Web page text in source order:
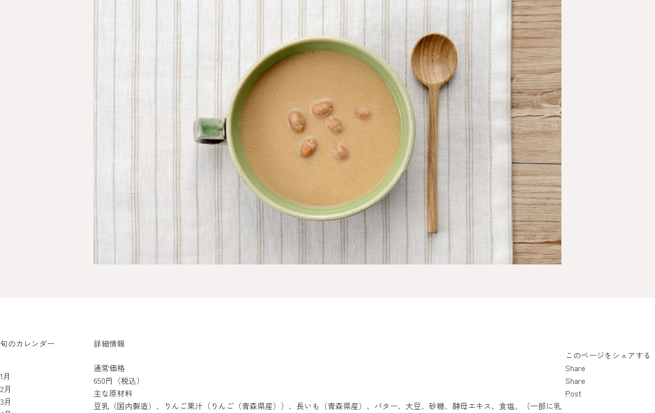
旬のカレンダー
1月
2月
3月
詳細情報
通常価格
650円（税込）
主な原材料
豆乳（国内製造）、りんご果汁（りんご（青森県産））、長いも（青森県産）、バター、大豆、砂糖、酵母エキス、食塩、（一部に乳
このページをシェアする
Share
Share
Post